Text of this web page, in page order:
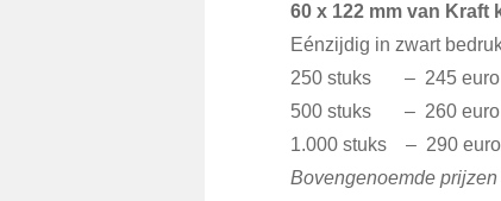
60 x 122 mm van Kraft
Eénzijdig in zwart
250 stuks – 245 euro
500 stuks – 260 euro
1.000 stuks – 290 euro
Bovengenoemde